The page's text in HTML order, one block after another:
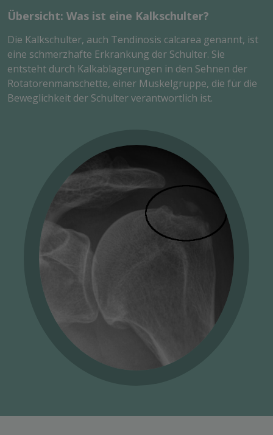
Übersicht: Was ist eine Kalkschulter?
Die Kalkschulter, auch Tendinosis calcarea genannt, ist
eine schmerzhafte Erkrankung der Schulter. Sie
entsteht durch Kalkablagerungen in den Sehnen der
Rotatorenmanschette, einer Muskelgruppe, die für die
Beweglichkeit der Schulter verantwortlich ist.